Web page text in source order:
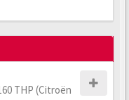
THP (Citroën